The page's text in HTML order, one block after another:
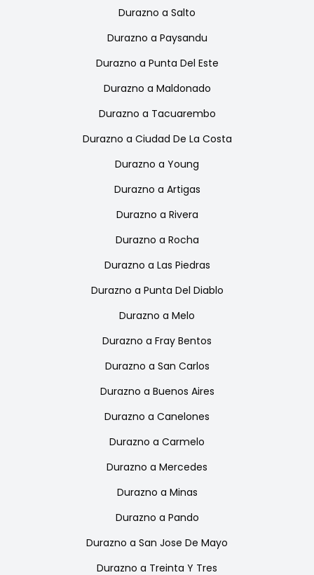
Durazno a Salto
Durazno a Paysandu
Durazno a Punta Del Este
Durazno a Maldonado
Durazno a Tacuarembo
Durazno a Ciudad De La Costa
Durazno a Young
Durazno a Artigas
Durazno a Rivera
Durazno a Rocha
Durazno a Las Piedras
Durazno a Punta Del Diablo
Durazno a Melo
Durazno a Fray Bentos
Durazno a San Carlos
Durazno a Buenos Aires
Durazno a Canelones
Durazno a Carmelo
Durazno a Mercedes
Durazno a Minas
Durazno a Pando
Durazno a San Jose De Mayo
Durazno a Treinta Y Tres